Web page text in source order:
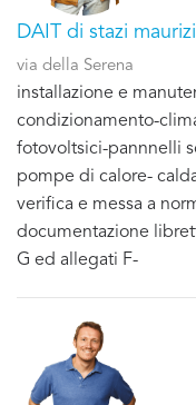
DAIT di stazi
via della Serena
installazione e
condizionamento-
fotovoltsici-pannnelli
pompe di calore-
verifica e messa a
documentazione
G ed allegati F-